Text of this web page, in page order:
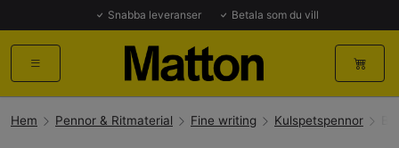
Snabba leveranser Betala som du vill
Hem Pennor & Ritmaterial Fine writing Kulspetspennor